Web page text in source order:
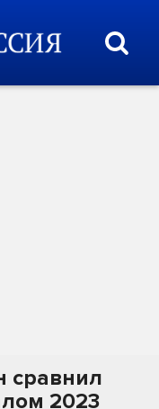
сравнил
2023